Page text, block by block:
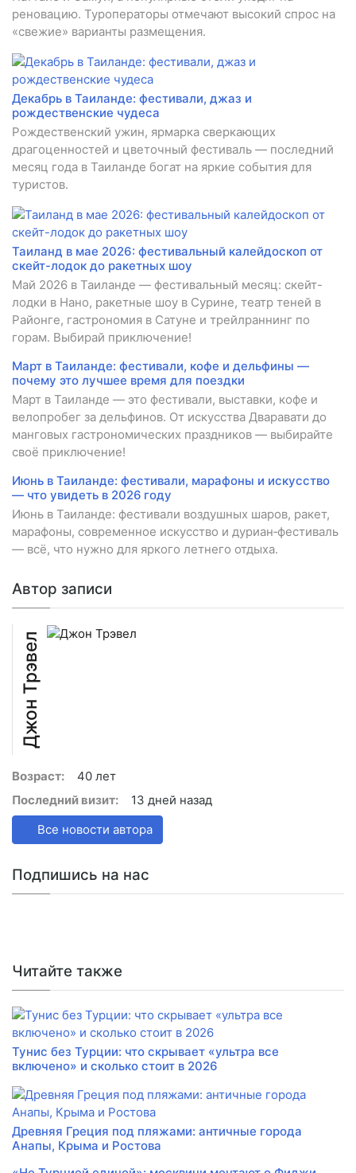
реновацию. Туроператоры отмечают высокий спрос на
«свежие» варианты размещения.
Декабрь в Таиланде: фестивали, джаз и
рождественские чудеса
Рождественский ужин, ярмарка сверкающих
драгоценностей и цветочный фестиваль — последний
месяц года в Таиланде богат на яркие события для
туристов.
Таиланд в мае 2026: фестивальный калейдоскоп от
скейт-лодок до ракетных шоу
Май 2026 в Таиланде — фестивальный месяц: скейт-
лодки в Нано, ракетные шоу в Сурине, театр теней в
Районге, гастрономия в Сатуне и трейлраннинг по
горам. Выбирай приключение!
Март в Таиланде: фестивали, кофе и дельфины —
почему это лучшее время для поездки
Март в Таиланде — это фестивали, выставки, кофе и
велопробег за дельфинов. От искусства Дваравати до
манговых гастрономических праздников — выбирайте
своё приключение!
Июнь в Таиланде: фестивали, марафоны и искусство
— что увидеть в 2026 году
Июнь в Таиланде: фестивали воздушных шаров, ракет,
марафоны, современное искусство и дуриан‑фестиваль
— всё, что нужно для яркого летнего отдыха.
Автор записи
Джон Трэвел
Возраст:
40 лет
Последний визит:
13 дней назад
Все новости автора
Подпишись на нас
Читайте также
Тунис без Турции: что скрывает «ультра все
включено» и сколько стоит в 2026
Древняя Греция под пляжами: античные города
Анапы, Крыма и Ростова